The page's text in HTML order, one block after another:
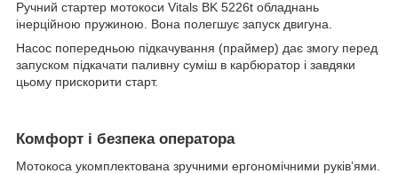
Ручний стартер мотокоси Vitals BK 5226t обладнань
інерційною пружиною. Вона полегшує запуск двигуна.
Насос попередньою підкачування (праймер) дає змогу перед
запуском підкачати паливну суміш в карбюратор і завдяки
цьому прискорити старт.
Комфорт і безпека оператора
Мотокоса укомплектована зручними ергономічними руків’ями.